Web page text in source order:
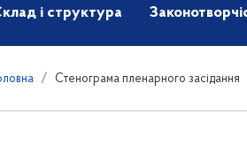
і структура
Стенограма пленарного засідання